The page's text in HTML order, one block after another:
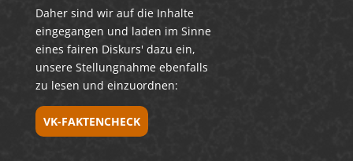
Daher sind wir auf die Inhalte
eingegangen und laden im Sinne
eines fairen Diskurs' dazu ein,
unsere Stellungnahme ebenfalls
zu lesen und einzuordnen:
VK-FAKTENCHECK